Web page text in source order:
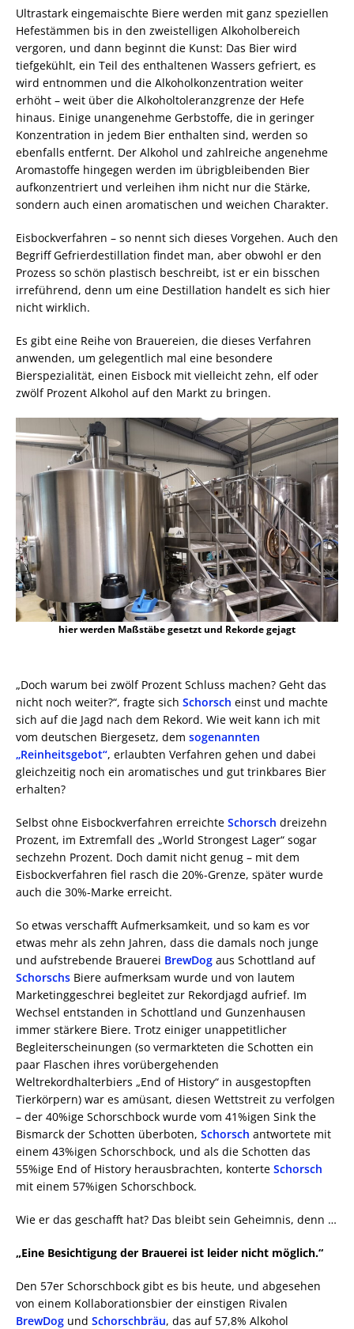
Ultrastark eingemaischte Biere werden mit ganz speziellen
Hefestämmen bis in den zweistelligen Alkoholbereich
vergoren, und dann beginnt die Kunst: Das Bier wird
tiefgekühlt, ein Teil des enthaltenen Wassers gefriert, es
wird entnommen und die Alkoholkonzentration weiter
erhöht – weit über die Alkoholtoleranzgrenze der Hefe
hinaus. Einige unangenehme Gerbstoffe, die in geringer
Konzentration in jedem Bier enthalten sind, werden so
ebenfalls entfernt. Der Alkohol und zahlreiche angenehme
Aromastoffe hingegen werden im übrigbleibenden Bier
aufkonzentriert und verleihen ihm nicht nur die Stärke,
sondern auch einen aromatischen und weichen Charakter.
Eisbockverfahren – so nennt sich dieses Vorgehen. Auch den
Begriff Gefrierdestillation findet man, aber obwohl er den
Prozess so schön plastisch beschreibt, ist er ein bisschen
irreführend, denn um eine Destillation handelt es sich hier
nicht wirklich.
Es gibt eine Reihe von Brauereien, die dieses Verfahren
anwenden, um gelegentlich mal eine besondere
Bierspezialität, einen Eisbock mit vielleicht zehn, elf oder
zwölf Prozent Alkohol auf den Markt zu bringen.
hier werden Maßstäbe gesetzt und Rekorde gejagt
„Doch warum bei zwölf Prozent Schluss machen? Geht das
nicht noch weiter?“, fragte sich Schorsch einst und machte
sich auf die Jagd nach dem Rekord. Wie weit kann ich mit
vom deutschen Biergesetz, dem sogenannten
„Reinheitsgebot“, erlaubten Verfahren gehen und dabei
gleichzeitig noch ein aromatisches und gut trinkbares Bier
erhalten?
Selbst ohne Eisbockverfahren erreichte Schorsch dreizehn
Prozent, im Extremfall des „World Strongest Lager“ sogar
sechzehn Prozent. Doch damit nicht genug – mit dem
Eisbockverfahren fiel rasch die 20%-Grenze, später wurde
auch die 30%-Marke erreicht.
So etwas verschafft Aufmerksamkeit, und so kam es vor
etwas mehr als zehn Jahren, dass die damals noch junge
und aufstrebende Brauerei BrewDog aus Schottland auf
Schorschs Biere aufmerksam wurde und von lautem
Marketinggeschrei begleitet zur Rekordjagd aufrief. Im
Wechsel entstanden in Schottland und Gunzenhausen
immer stärkere Biere. Trotz einiger unappetitlicher
Begleiterscheinungen (so vermarkteten die Schotten ein
paar Flaschen ihres vorübergehenden
Weltrekordhalterbiers „End of History“ in ausgestopften
Tierkörpern) war es amüsant, diesen Wettstreit zu verfolgen
– der 40%ige Schorschbock wurde vom 41%igen Sink the
Bismarck der Schotten überboten, Schorsch antwortete mit
einem 43%igen Schorschbock, und als die Schotten das
55%ige End of History herausbrachten, konterte Schorsch
mit einem 57%igen Schorschbock.
Wie er das geschafft hat? Das bleibt sein Geheimnis, denn …
„Eine Besichtigung der Brauerei ist leider nicht möglich.“
Den 57er Schorschbock gibt es bis heute, und abgesehen
von einem Kollaborationsbier der einstigen Rivalen
BrewDog und Schorschbräu, das auf 57,8% Alkohol